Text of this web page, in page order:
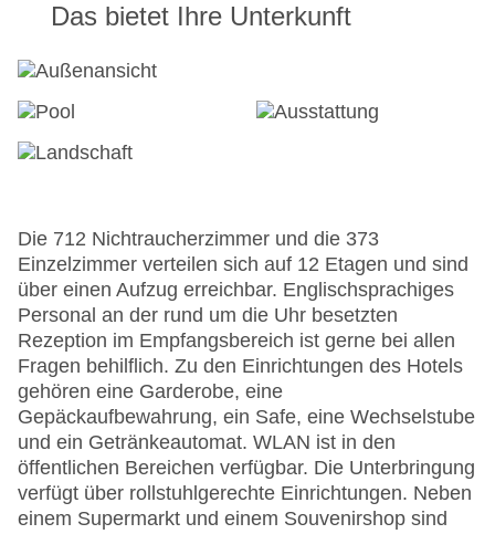
Das bietet Ihre Unterkunft
Die 712 Nichtraucherzimmer und die 373
Einzelzimmer verteilen sich auf 12 Etagen und sind
über einen Aufzug erreichbar. Englischsprachiges
Personal an der rund um die Uhr besetzten
Rezeption im Empfangsbereich ist gerne bei allen
Fragen behilflich. Zu den Einrichtungen des Hotels
gehören eine Garderobe, eine
Gepäckaufbewahrung, ein Safe, eine Wechselstube
und ein Getränkeautomat. WLAN ist in den
öffentlichen Bereichen verfügbar. Die Unterbringung
verfügt über rollstuhlgerechte Einrichtungen. Neben
einem Supermarkt und einem Souvenirshop sind